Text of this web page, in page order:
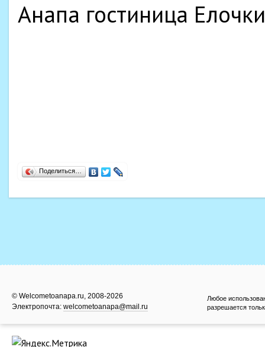
Поделиться…
© Welcometoanapa.ru, 2008-2026
Электропочта: welcometoanapa@mail.ru
Любое
разрешается